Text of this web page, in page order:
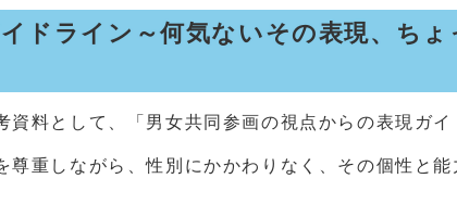
ドライン～何気ないその表現、ち
料として、「男女共同参画の視点からの表現ガイ
尊重しながら、性別にかかわりなく、その個性と